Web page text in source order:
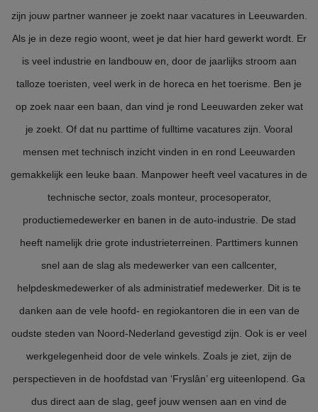
zijn jouw partner wanneer je zoekt naar vacatures in Leeuwarden.
Als je in deze regio woont, weet je dat hier hard gewerkt wordt. Er
is veel industrie en landbouw en, door de jaarlijks stroom aan
talloze toeristen, veel werk in de horeca en het toerisme. Ben je
op zoek naar een baan, dan vind je rond Leeuwarden zeker wat
je zoekt. Of dat nu parttime of fulltime vacatures zijn. Vooral
mensen met technisch inzicht vinden in en rond Leeuwarden
gemakkelijk een leuke baan. Manpower heeft veel vacatures in de
technische sector, zoals monteur, procesoperator,
productiemedewerker en banen in de auto-industrie. De stad
heeft namelijk drie grote industrieterreinen. Parttimers kunnen
snel aan de slag als medewerker van een callcenter,
helpdeskmedewerker of als administratief medewerker. Dit is te
danken aan de vele hoofd- en regiokantoren die in een van de
oudste steden van Noord-Nederland gevestigd zijn. Ook is er veel
werkgelegenheid door de vele winkels. Zoals je ziet, zijn de
perspectieven in de hoofdstad van ‘Fryslân’ erg uiteenlopend. Ga
dus direct aan de slag, geef jouw wensen aan en vind de